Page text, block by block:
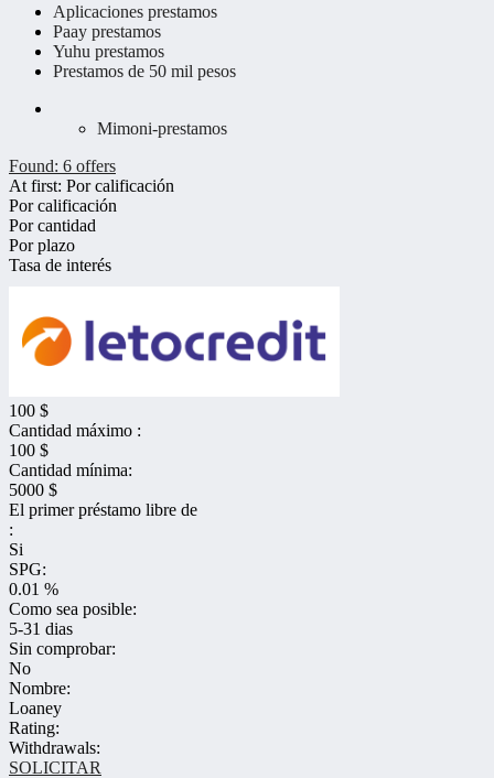
Aplicaciones prestamos
Paay prestamos
Yuhu prestamos
Prestamos de 50 mil pesos
Mimoni-prestamos
Found: 6 offers
At first: Por calificación
Por calificación
Por cantidad
Por plazo
Tasa de interés
100 $
Cantidad máximo :
100 $
Cantidad mínima:
5000 $
El primer préstamo libre de
:
Si
SPG:
0.01 %
Como sea posible:
5-31 dias
Sin comprobar:
No
Nombre:
Loaney
Rating:
Withdrawals:
SOLICITAR